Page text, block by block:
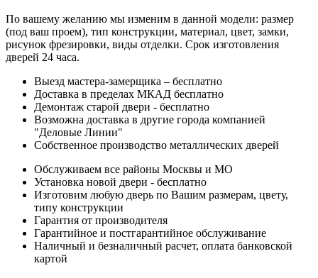
По вашему желанию мы изменим в данной модели: размер
(под ваш проем), тип конструкции, материал, цвет, замки,
рисунок фрезировки, виды отделки. Срок изготовления
дверей 24 часа.
Выезд мастера-замерщика – бесплатно
Доставка в пределах МКАД бесплатно
Демонтаж старой двери - бесплатно
Возможна доставка в другие города компанией
"Деловые Линии"
Собственное производство металлических дверей
Обслуживаем все районы Москвы и МО
Установка новой двери - бесплатно
Изготовим любую дверь по Вашим размерам, цвету,
типу конструкции
Гарантия от производителя
Гарантийное и постгарантийное обслуживание
Наличный и безналичный расчет, оплата банковской
картой